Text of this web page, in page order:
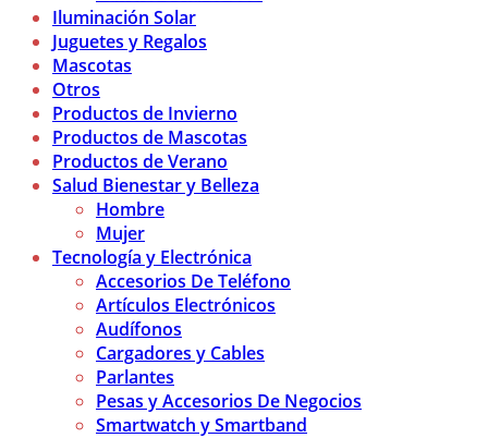
Iluminación Solar
Juguetes y Regalos
Mascotas
Otros
Productos de Invierno
Productos de Mascotas
Productos de Verano
Salud Bienestar y Belleza
Hombre
Mujer
Tecnología y Electrónica
Accesorios De Teléfono
Artículos Electrónicos
Audífonos
Cargadores y Cables
Parlantes
Pesas y Accesorios De Negocios
Smartwatch y Smartband